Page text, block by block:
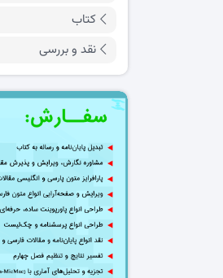
کتاب
نقد و بررسی